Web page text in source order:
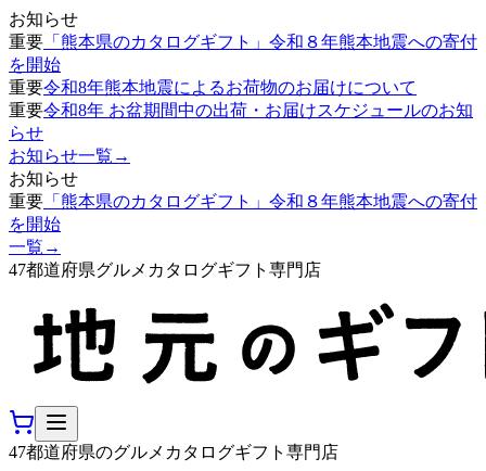
お知らせ
重要 「熊本県のカタログギフト」令和８年熊本地震への寄付
を開始
重要令和8年熊本地震によるお荷物のお届けについて
重要令和8年 お盆期間中の出荷・お届けスケジュールのお知
らせ
お知らせ一覧 →
お知らせ
重要 「熊本県のカタログギフト」令和８年熊本地震への寄付
を開始
一覧 →
47都道府県グルメカタログギフト専門店
47都道府県のグルメカタログギフト専門店